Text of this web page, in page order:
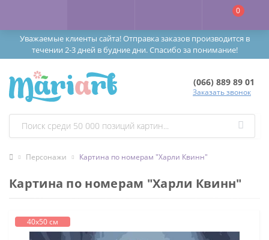
Уважаемые клиенты сайта! Отправка заказов производится в
течении 2-3 дней в будние дни. Спасибо за понимание!
0
(066) 889 89 01
Заказать звонок
Персонажи Картина по номерам "Харли Квинн"
Картина по номерам "Харли Квинн"
40х50 см